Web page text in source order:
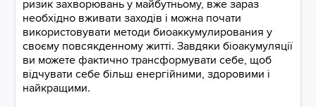
ризик захворювань у майбутньому, вже зараз
необхідно вживати заходів і можна почати
використовувати методи биоаккумулирования у
своєму повсякденному житті. Завдяки біоакумуляції
ви можете фактично трансформувати себе, щоб
відчувати себе більш енергійними, здоровими і
найкращими.